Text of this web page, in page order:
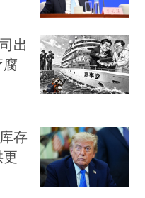
出
腐
存